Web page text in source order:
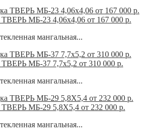
ТВЕРЬ МБ-23 4,06х4,06 от 167 000 р.
мангальная...
ТВЕРЬ МБ-37 7,7х5,2 от 310 000 р.
мангальная...
ТВЕРЬ МБ-29 5,8Х5,4 от 232 000 р.
мангальная...